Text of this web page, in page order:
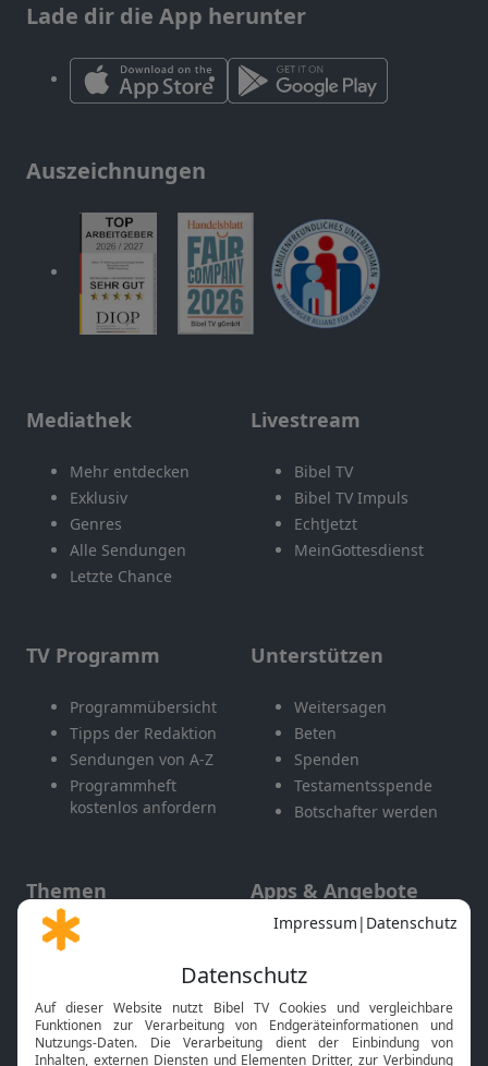
Lade dir die App herunter
Auszeichnungen
Mediathek
Mehr entdecken
Exklusiv
Genres
Alle Sendungen
Letzte Chance
Livestream
Bibel TV
Bibel TV Impuls
EchtJetzt
MeinGottesdienst
TV Programm
Programmübersicht
Tipps der Redaktion
Sendungen von A-Z
Programmheft
kostenlos anfordern
Unterstützen
Weitersagen
Beten
Spenden
Testamentsspende
Botschafter werden
Themen
Gott und Bibel erklärt
Neuigkeiten
Apps & Angebote
Mobile App
Smart TV
HbbTV